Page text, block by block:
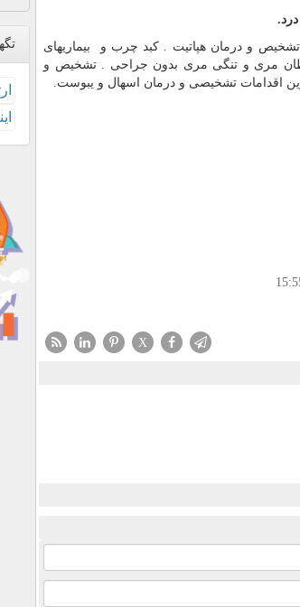
و درمان هپاتیت . کبد چرب و بیماریهای
مری و تنگی مری بدون جراحی . تشخیص و
اقدامات تشخیصی و درمان اسهال و یبوست.
X